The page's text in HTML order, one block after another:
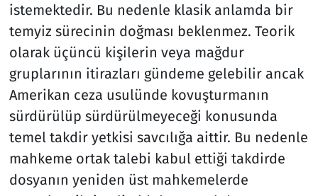
istemektedir. Bu nedenle klasik anlamda bir
temyiz sürecinin doğması beklenmez. Teorik
olarak üçüncü kişilerin veya mağdur
gruplarının itirazları gündeme gelebilir ancak
Amerikan ceza usulünde kovuşturmanın
sürdürülüp sürdürülmeyeceği konusunda
temel takdir yetkisi savcılığa aittir. Bu nedenle
mahkeme ortak talebi kabul ettiği takdirde
dosyanın yeniden üst mahkemelerde